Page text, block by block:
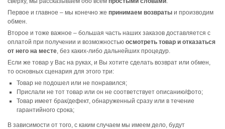
Первое и главное – мы конечно же принимаем возвраты и производим
обмен.
Второе и тоже важное – большая часть наших заказов доставляется с
оплатой при получении и возможностью осмотреть товар и отказаться
от него на месте, без каких-либо дальнейших процедур.
Если же товар у Вас на руках, и Вы хотите сделать возврат или обмен,
то основных сценария для этого три:
Товар не подошел или не понравился;
Прислали не тот товар или он не соответствует описанию/фото;
Товар имеет брак/дефект, обнаруженный сразу или в течение
гарантийного срока;
В зависимости от того, с каким случаем мы имеем дело, будут